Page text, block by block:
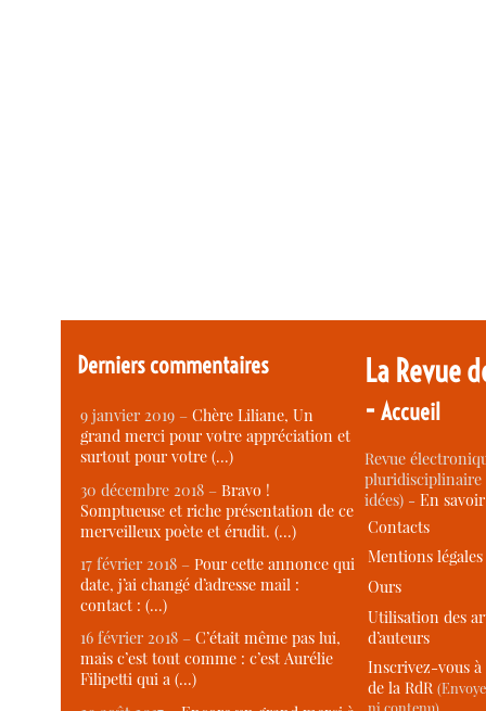
Derniers commentaires
9 janvier 2019 –Chère Liliane, Un
grand merci pour votre appréciation et
surtout pour votre (…)
30 décembre 2018 –Bravo !
Somptueuse et riche présentation de ce
merveilleux poète et érudit. (…)
17 février 2018 –Pour cette annonce qui
date, j’ai changé d’adresse mail :
contact : (…)
16 février 2018 –C’était même pas lui,
mais c’est tout comme : c’est Aurélie
Filipetti qui a (…)
La Revue
-Accueil
Revue
idées) -En
Contacts
Mentions légales
Ours
Utilisation des
d’auteurs
Inscrivez-vous
de la RdR